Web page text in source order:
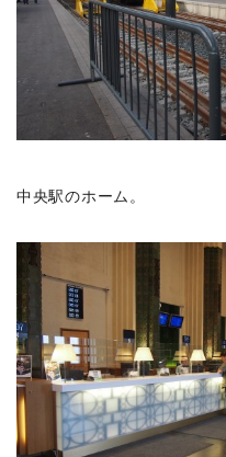
中央駅のホーム。